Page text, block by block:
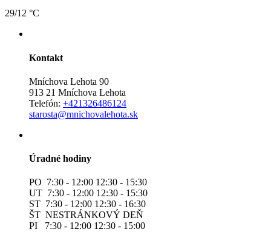
29/12 °C
Kontakt
Mníchova Lehota 90
913 21 Mníchova Lehota
Telefón: +421326486124
starosta@mnichovalehota.sk
Úradné hodiny
PO 7:30 - 12:00 12:30 - 15:30
UT 7:30 - 12:00 12:30 - 15:30
ST 7:30 - 12:00 12:30 - 16:30
ŠT NESTRÁNKOVÝ DEŇ
PI 7:30 - 12:00 12:30 - 15:00